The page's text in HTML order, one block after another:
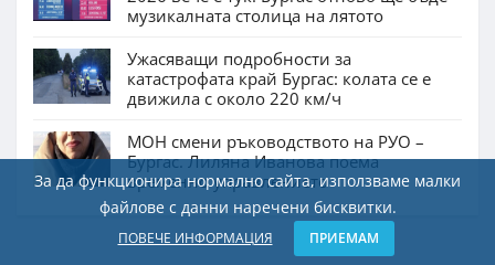
музикалната столица на лятото
Ужасяващи подробности за
катастрофата край Бургас: колата се е
движила с около 220 км/ч
МОН смени ръководството на РУО –
Бургас. Лиляна Иванова поема
временно управлението
За да функционира нормално сайта, използваме малки
файлове с данни наречени бисквитки.
ПОВЕЧЕ ИНФОРМАЦИЯ ПРИЕМАМ